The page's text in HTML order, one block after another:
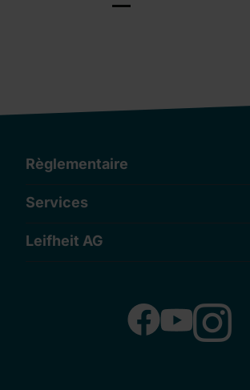
Règlementaire
Services
Leifheit AG